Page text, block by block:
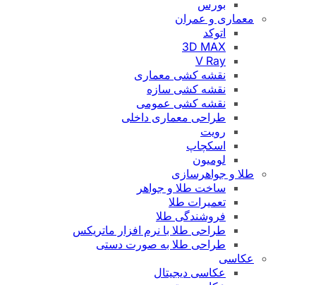
بورس
معماری و عمران
اتوکد
3D MAX
V Ray
نقشه کشی معماری
نقشه کشی سازه
نقشه کشی عمومی
طراحی معماری داخلی
رویت
اسکچاپ
لومیون
طلا و جواهرسازی
ساخت طلا و جواهر
تعمیرات طلا
فروشندگی طلا
طراحی طلا با نرم افزار ماتریکس
طراحی طلا به صورت دستی
عکاسی
عکاسی دیجیتال